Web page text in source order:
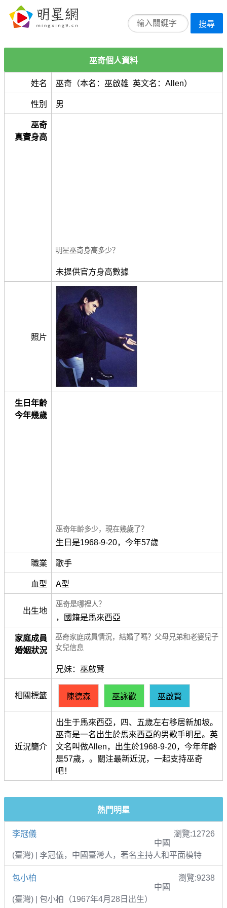
搜尋
巫奇個人資料
姓名 巫奇（本名：巫啟雄 英文名：Allen）
性別 男
巫奇
真實身高
明星巫奇身高多少？
未提供官方身高數據
照片
生日年齡
今年幾歲
巫奇年齡多少，現在幾歲了？
生日是1968-9-20，今年57歲
職業 歌手
血型 A型
出生地
巫奇是哪裡人？
，國籍是馬來西亞
家庭成員
婚姻狀況
巫奇家庭成員情況，結婚了嗎？父母兄弟和老婆兒子
女兒信息
兄妹：巫啟賢
相關標籤 陳德森 巫詠歡 巫啟賢
近況簡介
出生于馬來西亞，四、五歲左右移居新加坡。
巫奇是一名出生於馬來西亞的男歌手明星。英
文名叫做Allen，出生於1968-9-20，今年年齡
是57歲，。關注最新近況，一起支持巫奇
吧！
熱門明星
李冠儀
瀏覽:12726
中國
(臺灣) | 李冠儀，中國臺灣人，著名主持人和平面模特
包小柏
瀏覽:9238
中國
(臺灣) | 包小柏（1967年4月28日出生）